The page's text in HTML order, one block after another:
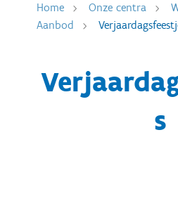
Home Onze centra
Aanbod
s